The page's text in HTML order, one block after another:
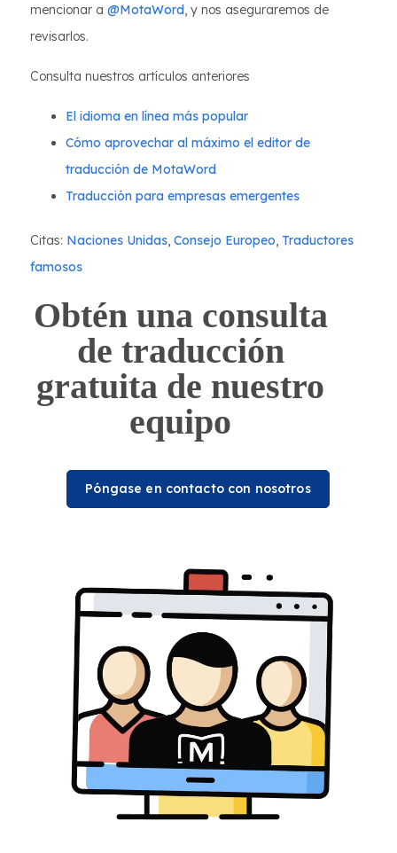
mencionar a @MotaWord, y nos aseguraremos de
revisarlos.
Consulta nuestros artículos anteriores
El idioma en línea más popular
Cómo aprovechar al máximo el editor de
traducción de MotaWord
Traducción para empresas emergentes
Citas: Naciones Unidas, Consejo Europeo, Traductores
famosos
Obtén una consulta
de traducción
gratuita de nuestro
equipo
Póngase en contacto con nosotros